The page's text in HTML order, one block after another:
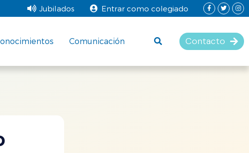
Jubilados Entrar como colegiado
Comunicación Contacto